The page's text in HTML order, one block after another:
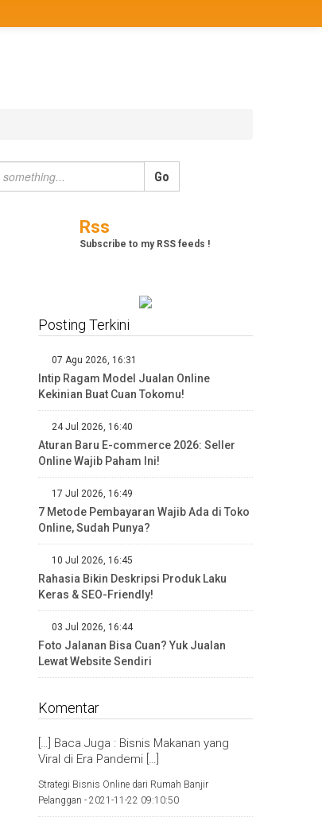
Rss
Subscribe to my RSS feeds !
Posting Terkini
07 Agu 2026, 16:31
Intip Ragam Model Jualan Online
Kekinian Buat Cuan Tokomu!
24 Jul 2026, 16:40
Aturan Baru E-commerce 2026: Seller
Online Wajib Paham Ini!
17 Jul 2026, 16:49
7 Metode Pembayaran Wajib Ada di Toko
Online, Sudah Punya?
10 Jul 2026, 16:45
Rahasia Bikin Deskripsi Produk Laku
Keras & SEO-Friendly!
03 Jul 2026, 16:44
Foto Jalanan Bisa Cuan? Yuk Jualan
Lewat Website Sendiri
Komentar
[…] Baca Juga : Bisnis Makanan yang
Viral di Era Pandemi […]
Strategi Bisnis Online dari Rumah Banjir
Pelanggan - 2021-11-22 09:10:50